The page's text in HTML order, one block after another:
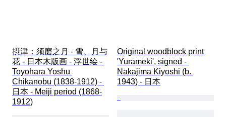
摂津：须磨之月 - 雪、月与
花 - 日本木版画 - 浮世绘 -
Toyohara Yoshu
Chikanobu (1838-1912) -
日本 - Meiji period (1868-
1912)
Original woodblock print
'Yurameki', signed -
Nakajima Kiyoshi (b.
1943) - 日本